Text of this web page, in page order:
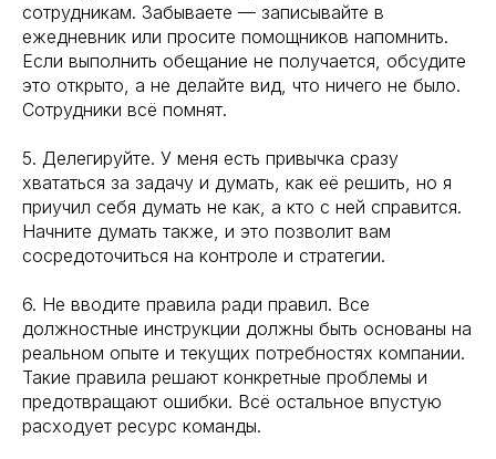
сотрудникам. Забываете — записывайте в
ежедневник или просите помощников напомнить.
Если выполнить обещание не получается, обсудите
это открыто, а не делайте вид, что ничего не было.
Сотрудники всё помнят.
5. Делегируйте. У меня есть привычка сразу
хвататься за задачу и думать, как её решить, но я
приучил себя думать не как, а кто с ней справится.
Начните думать также, и это позволит вам
сосредоточиться на контроле и стратегии.
6. Не вводите правила ради правил. Все
должностные инструкции должны быть основаны на
реальном опыте и текущих потребностях компании.
Такие правила решают конкретные проблемы и
предотвращают ошибки. Всё остальное впустую
расходует ресурс команды.